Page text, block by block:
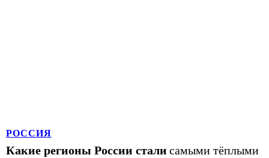
РОССИЯ
Какие регионы России стали самыми тёплыми